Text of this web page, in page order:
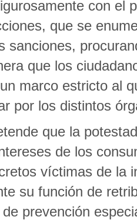
con el
que se
sanciones,
que los
marco estricto al
por los distintos
que la
de los
víctimas de la
su función de
prevención